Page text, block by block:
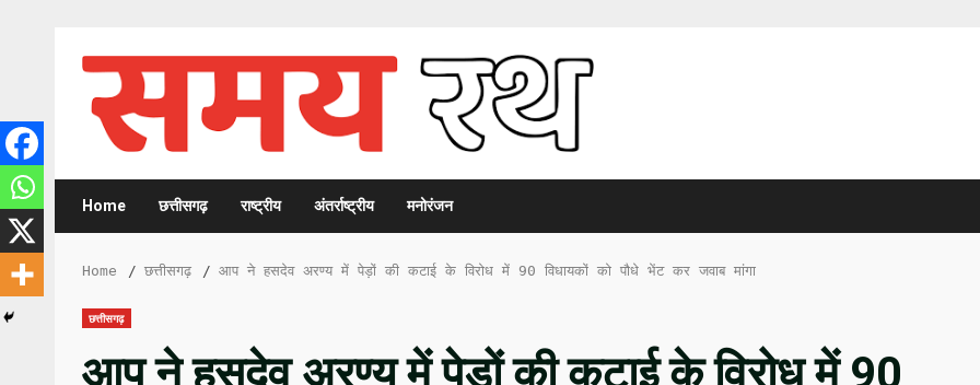
content
Home छत्तीसगढ़ राष्ट्रीय अंतर्राष्ट्रीय मनोरंजन
Home छत्तीसगढ़ आप ने हसदेव अरण्य में पेड़ों की कटाई के विरोध में 90 विधायकों को पौधे भेंट कर जवाब मांगा
छत्तीसगढ़
आप ने हसदेव अरण्य में पेड़ों की कटाई के विरोध में 90